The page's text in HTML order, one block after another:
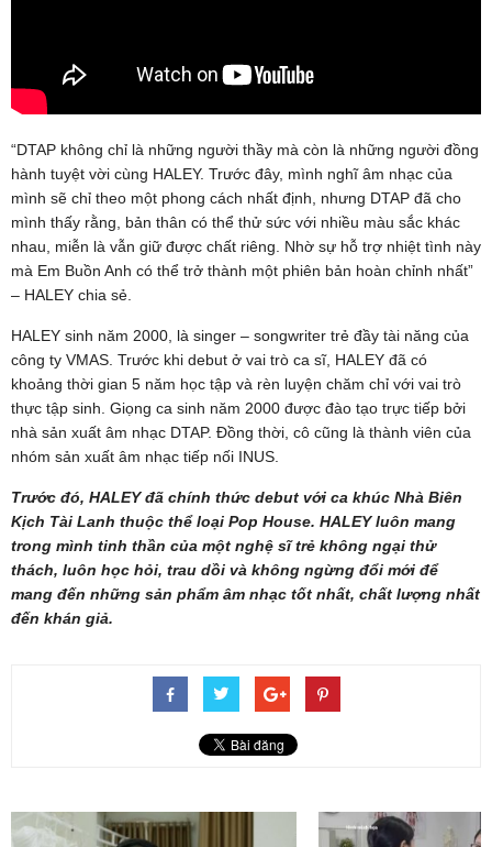
“DTAP không chỉ là những người thầy mà còn là những người đồng
hành tuyệt vời cùng HALEY. Trước đây, mình nghĩ âm nhạc của
mình sẽ chỉ theo một phong cách nhất định, nhưng DTAP đã cho
mình thấy rằng, bản thân có thể thử sức với nhiều màu sắc khác
nhau, miễn là vẫn giữ được chất riêng. Nhờ sự hỗ trợ nhiệt tình này
mà Em Buồn Anh có thể trở thành một phiên bản hoàn chỉnh nhất”
– HALEY chia sẻ.
HALEY sinh năm 2000, là singer – songwriter trẻ đầy tài năng của
công ty VMAS. Trước khi debut ở vai trò ca sĩ, HALEY đã có
khoảng thời gian 5 năm học tập và rèn luyện chăm chỉ với vai trò
thực tập sinh. Giọng ca sinh năm 2000 được đào tạo trực tiếp bởi
nhà sản xuất âm nhạc DTAP. Đồng thời, cô cũng là thành viên của
nhóm sản xuất âm nhạc tiếp nối INUS.
Trước đó, HALEY đã chính thức debut với ca khúc Nhà Biên
Kịch Tài Lanh thuộc thể loại Pop House. HALEY luôn mang
trong mình tinh thần của một nghệ sĩ trẻ không ngại thử
thách, luôn học hỏi, trau dồi và không ngừng đổi mới để
mang đến những sản phẩm âm nhạc tốt nhất, chất lượng nhất
đến khán giả.